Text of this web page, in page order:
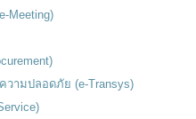
Meeting)
วามปลอดภัย (e-Transys)